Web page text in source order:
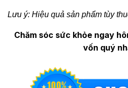
Lưu ý: Hiệu quả sản phẩm tùy
Chăm sóc sức khỏe ngay
vốn quý